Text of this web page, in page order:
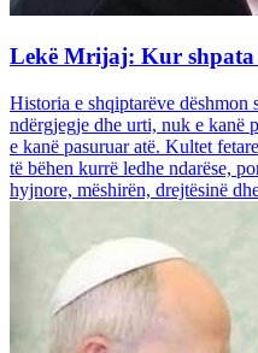
Lekë Mrijaj: Kur shpata
Historia e shqiptarëve dëshmon
ndërgjegje dhe urti, nuk e kanë
e kanë pasuruar atë. Kultet
të bëhen kurrë ledhe ndarëse,
hyjnore, mëshirën, drejtësinë